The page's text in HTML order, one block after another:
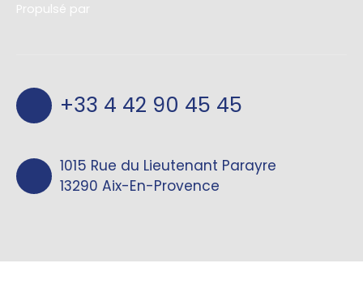
Propulsé par
+33 4 42 90 45 45
1015 Rue du Lieutenant Parayre
13290 Aix-En-Provence